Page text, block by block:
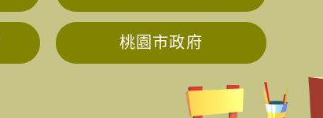
桃園市政府